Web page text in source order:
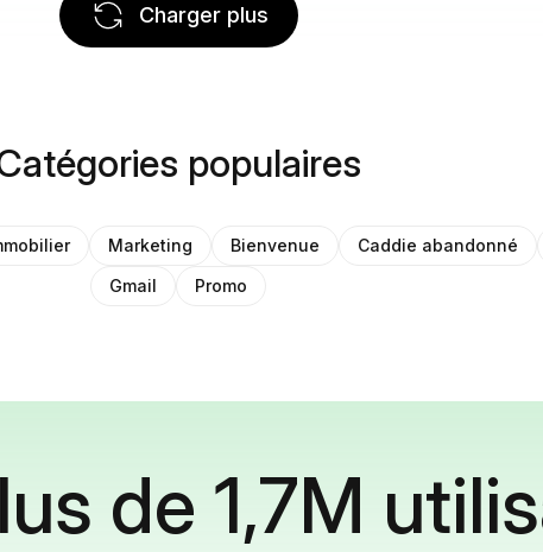
Charger plus
populaires
Marketing Bienvenue Caddie abandonné
Gmail
Promo
de 1,7M